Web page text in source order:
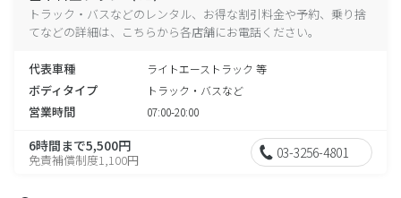
トラック・バスなどのレンタル、お得な割引料金や予約、乗り捨
てなどの詳細は、こちらから各店舗にお電話ください。
代表車種 ライトエーストラック 等
ボディタイプ トラック・バスなど
営業時間 07:00-20:00
6時間まで5,500円
免責補償制度1,100円 03-3256-4801